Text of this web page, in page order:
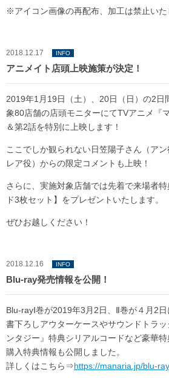
※アイコン画像の再配布、加工は禁止いた
2018.12.17 INFO
アニメイト店頭上映施策が決定！
2019年1月19日（土）、20日（日）の2日
象80店舗の店頭モニターにてTVアニメ『
＆第2話を特別に上映します！
ここでしか観られない日笠陽子さん（ア
レア役）からの限定コメントも上映！
さらに、実施対象店舗では先着で来場者
ド3枚セット】をプレゼントいたします。
ぜひお越しください！
2018.12.16 INFO
Blu-ray発売情報を公開！
Blu-rayⅠ巻が2019年3月2日、Ⅱ巻が４月2日
書下ろしアウターケースやサウンドトラ
ンタジー』特典シリアルコードなど豪華特
購入特典情報も公開しました。
詳しくはこちら⇒https://manaria.jp/blu-ray